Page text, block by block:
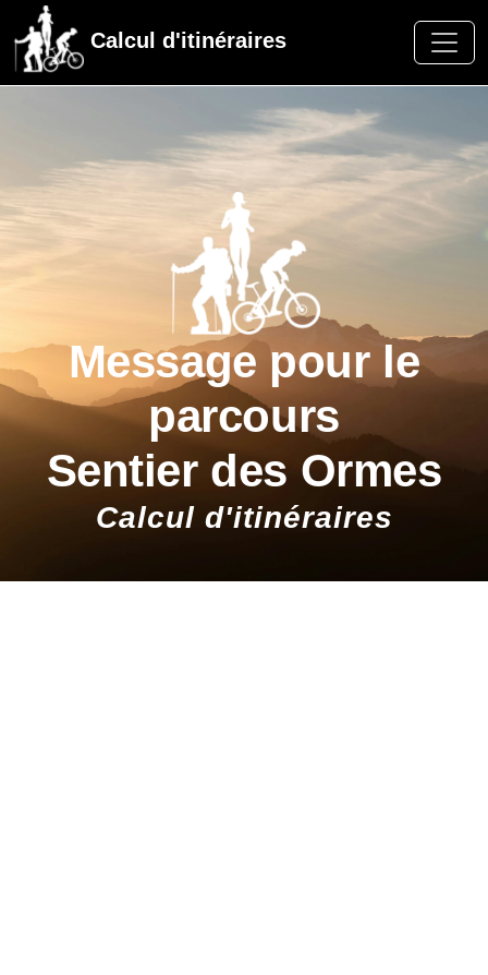
Calcul d'itinéraires
Message pour le
parcours
Sentier des Ormes
Calcul d'itinéraires